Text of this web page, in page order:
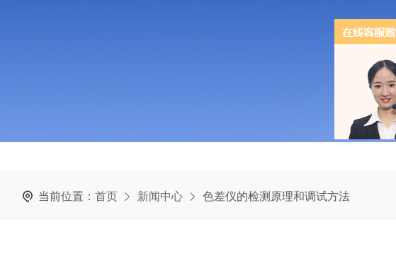
当前位置： 首页 新闻中心 色差仪的检测原理和调试方法